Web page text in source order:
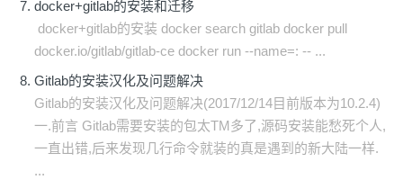
docker+gitlab的安装和迁移
docker+gitlab的安装 docker search gitlab docker pull
docker.io/gitlab/gitlab-ce docker run --name=: -- ...
Gitlab的安装汉化及问题解决
Gitlab的安装汉化及问题解决(2017/12/14目前版本为10.2.4)
一.前言 Gitlab需要安装的包太TM多了,源码安装能愁死个人,
一直出错,后来发现几行命令就装的真是遇到的新大陆一样.
...